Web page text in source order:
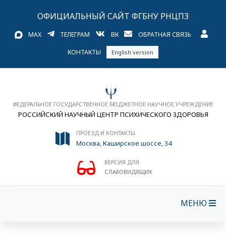
ОФИЦИАЛЬНЫЙ САЙТ ФГБНУ РНЦПЗ
MAX ТЕЛЕГРАМ ВК ОБРАТНАЯ СВЯЗЬ
КОНТАКТЫ English version
ФЕДЕРАЛЬНОЕ ГОСУДАРСТВЕННОЕ БЮДЖЕТНОЕ НАУЧНОЕ УЧРЕЖДЕНИЕ
РОССИЙСКИЙ НАУЧНЫЙ ЦЕНТР ПСИХИЧЕСКОГО ЗДОРОВЬЯ
ПРОЕЗД И КОНТАКТЫ
Москва, Каширское шоссе, 34
ВЕРСИЯ ДЛЯ
СЛАБОВИДЯЩИХ
МЕНЮ